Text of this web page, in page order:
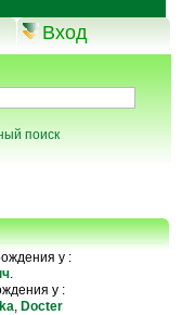
Вход
поиск
у :
.
у :
, Docter